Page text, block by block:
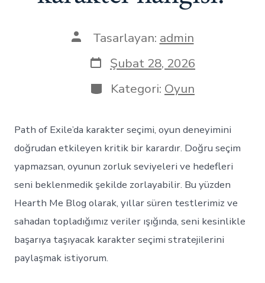
YazınınTasarlayan: admin
Yazı
tarihi
Şubat 28, 2026
Kategoriler
Kategori: Oyun
Path of Exile’da karakter seçimi, oyun deneyimini
doğrudan etkileyen kritik bir karardır. Doğru seçim
yapmazsan, oyunun zorluk seviyeleri ve hedefleri
seni beklenmedik şekilde zorlayabilir. Bu yüzden
Hearth Me Blog olarak, yıllar süren testlerimiz ve
sahadan topladığımız veriler ışığında, seni kesinlikle
başarıya taşıyacak karakter seçimi stratejilerini
paylaşmak istiyorum.